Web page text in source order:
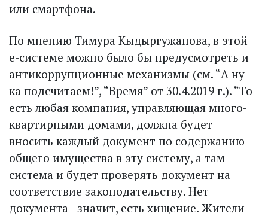
или смартфона.
По мнению Тимура Кыдыргужанова, в этой
е-системе можно было бы предусмотреть и
антикоррупционные механизмы (см. “А ну-
ка подсчитаем!”, “Время” от 30.4.2019 г.). “То
есть любая компания, управляющая много­
квартирными домами, должна будет
вносить каждый документ по содержанию
общего имущества в эту систему, а там
система и будет проверять документ на
соответствие законодательству. Нет
документа - значит, есть хищение. Жители